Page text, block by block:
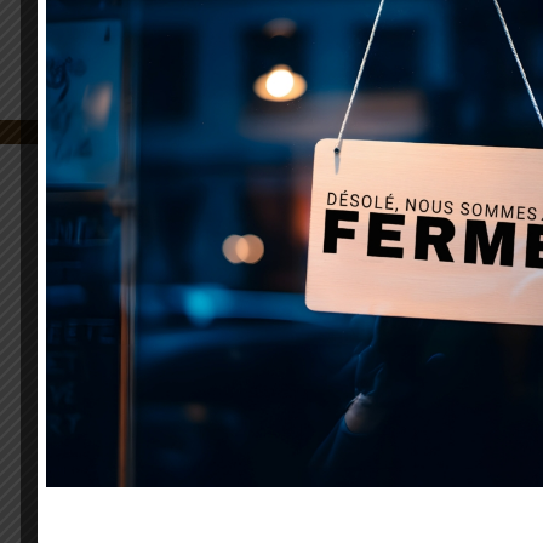
80 Impasse des gorges
38590 Saint Geoirs
Tél. : 06 33 18 38 78